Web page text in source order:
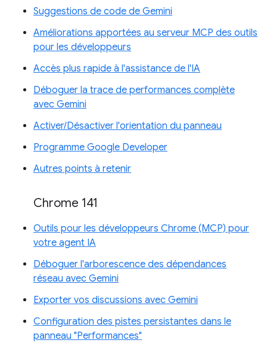
Suggestions de code de Gemini
Améliorations apportées au serveur MCP des outils
pour les développeurs
Accès plus rapide à l'assistance de l'IA
Déboguer la trace de performances complète
avec Gemini
Activer/Désactiver l'orientation du panneau
Programme Google Developer
Autres points à retenir
Chrome 141
Outils pour les développeurs Chrome (MCP) pour
votre agent IA
Déboguer l'arborescence des dépendances
réseau avec Gemini
Exporter vos discussions avec Gemini
Configuration des pistes persistantes dans le
panneau "Performances"